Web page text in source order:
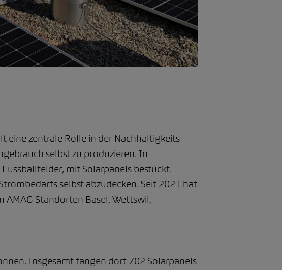
eine zentrale Rolle in der Nachhaltigkeits-
selbst zu produzieren. In
mit Solarpanels bestückt.
selbst abzudecken. Seit 2021 hat
Standorten Basel, Wettswil,
Insgesamt fangen dort 702 Solarpanels